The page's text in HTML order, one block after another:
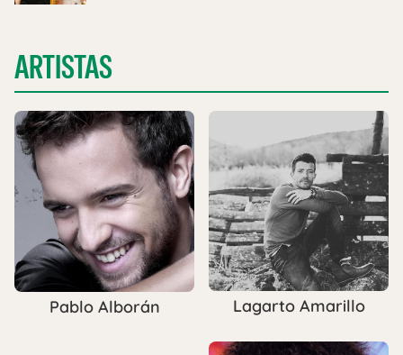
ARTISTAS
Pablo Alborán Lagarto Amarillo